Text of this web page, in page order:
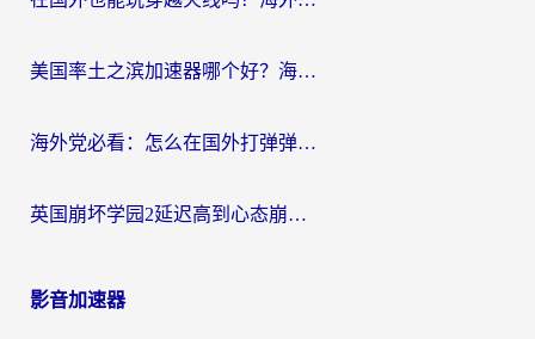
美国率土之滨加速器哪个好？海外党国服游戏畅玩终极指南（附多游戏解决方案）
海外党必看：怎么在国外打弹弹堂不卡？番茄加速器亲测指南
英国崩坏学园2延迟高到心态崩？海外党国服游戏加速终极指南
影音加速器